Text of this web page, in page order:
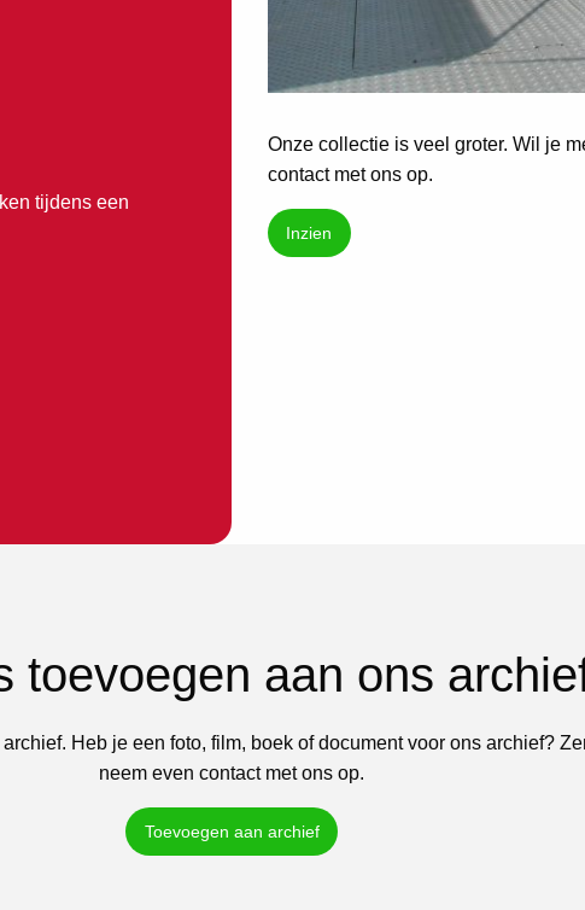
tijdens een
Onze collectie is veel groter. Wil je
contact met ons op.
Inzien
toevoegen aan ons
Heb je een foto, film, boek of document voor ons archief?
neem even contact met ons op.
Toevoegen aan archief